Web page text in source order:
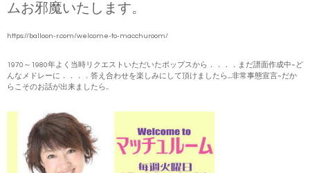
ムお邪魔いたします。
https://balloon-r.com/welcome-to-macchuroom/
1970～1980年よく当時リクエストいただいたポップスから．．．．まだ譜面作成中~ど
んなメドレーに．．．．答え合わせを楽しみにして頂けましたら......非常事態宣言~だか
らこそのお話が出来ましたら....